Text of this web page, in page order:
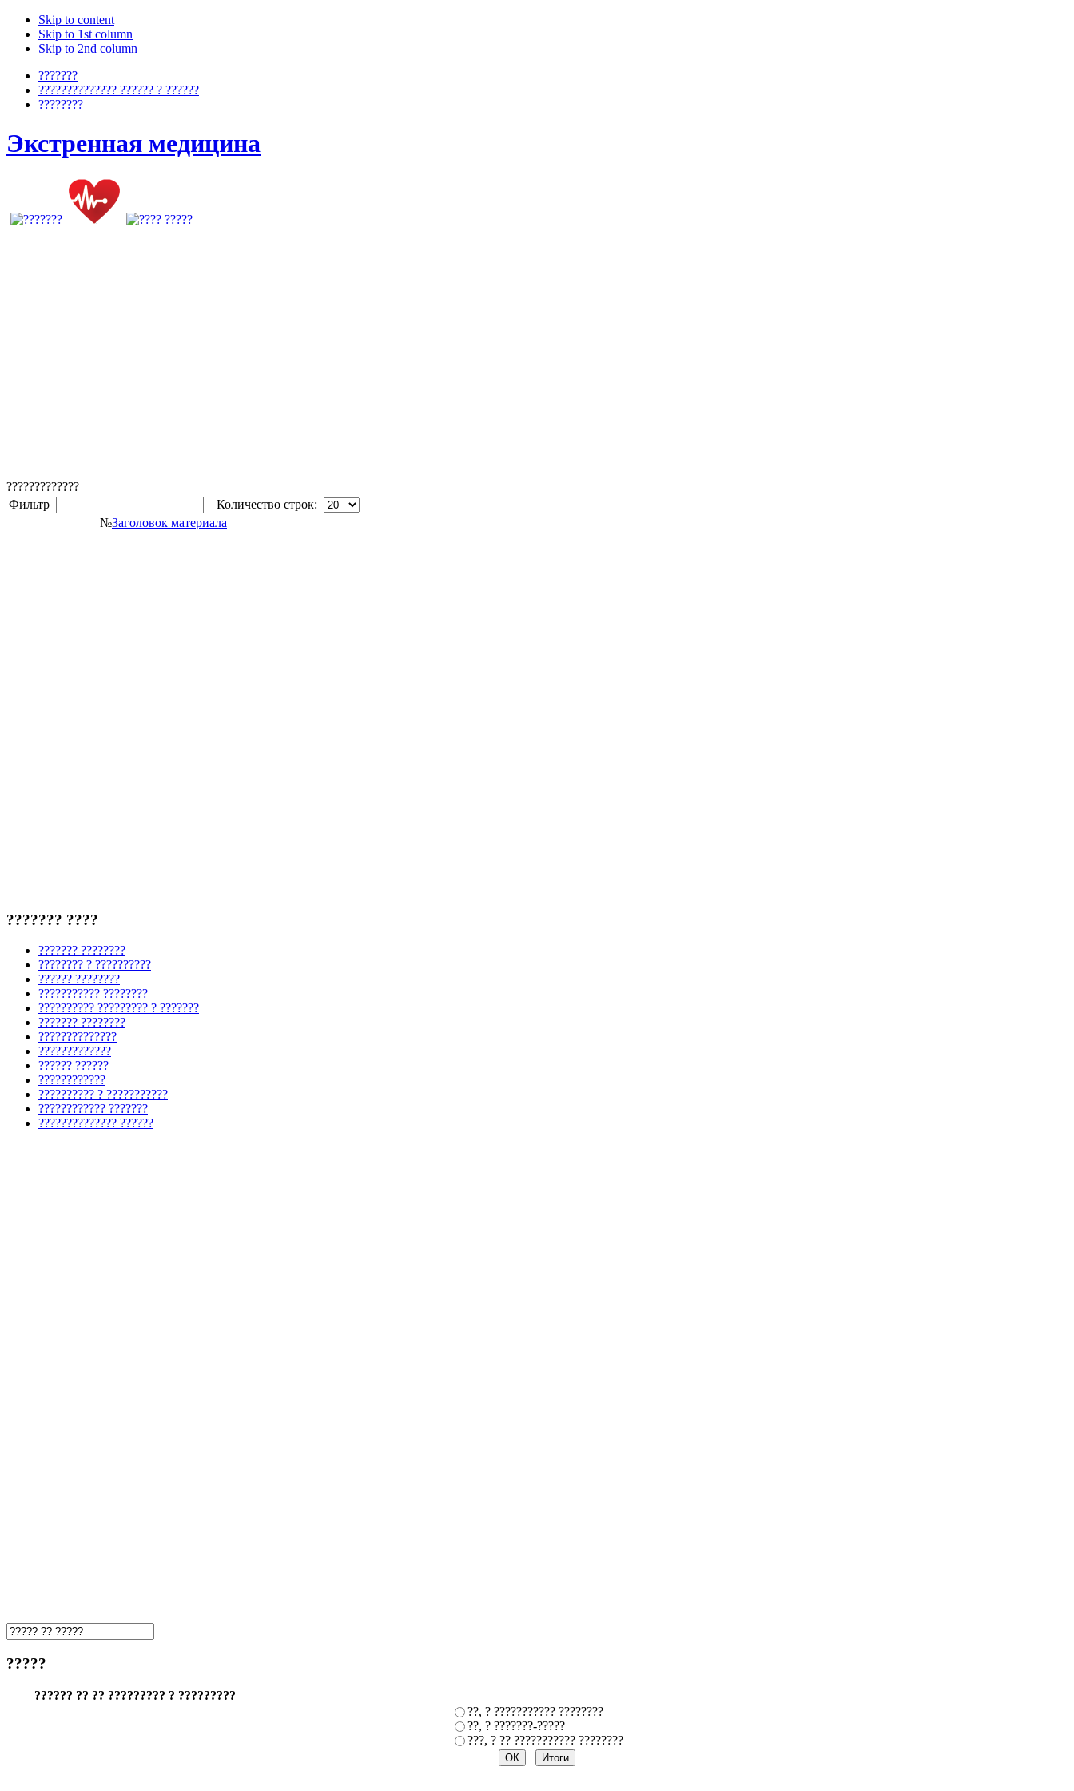
Skip to content
Skip to 1st column
Skip to 2nd column
???????
?????????????? ?????? ? ??????
????????
Экстренная медицина
?????????????
Фильтр
Количество строк:
№Заголовок материала
??????? ????
??????? ????????
???????? ? ??????????
?????? ????????
??????????? ????????
?????????? ????????? ? ???????
??????? ????????
??????????????
?????????????
?????? ??????
????????????
?????????? ? ???????????
???????????? ???????
?????????????? ??????
?????
?????? ?? ?? ????????? ? ?????????
??, ? ??????????? ????????
??, ? ???????-?????
???, ? ?? ??????????? ????????